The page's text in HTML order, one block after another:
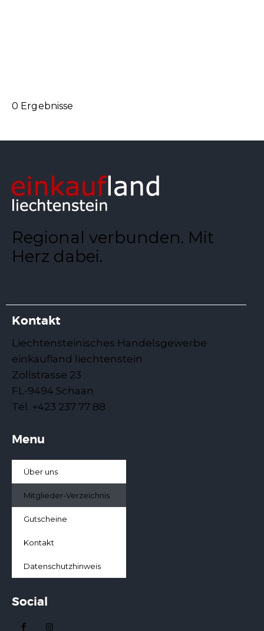
0 Ergebnisse
Regional verbunden. Mit
Herz dabei.
Kontakt
Liechtensteinisches Handelsgewerbe
einkaufland liechtenstein
Zollstrasse 23
FL-9494 Schaan
Tel. +423 237 77 88
Menu
Über uns
Mitglieder-Verzeichnis
Gutscheine
Kontakt
Datenschutzhinweis
Social